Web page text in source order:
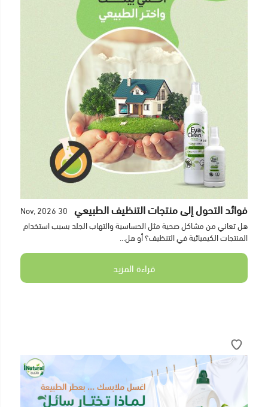
فوائد التحول إلى منتجات التنظيف الطبيعي 30 Nov, 2026
هل تعاني من مشاكل صحية مثل الحساسية والتهاب الجلد بسبب استخدام
المنتجات الكيميائية في التنظيف؟ أو هل...
قراءة المزيد